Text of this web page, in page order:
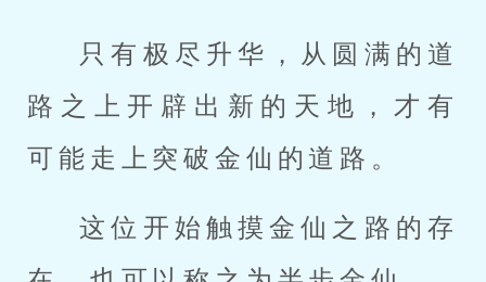
只有极尽升华，从圆满的道
路之上开辟出新的天地，才有
可能走上突破金仙的道路。
这位开始触摸金仙之路的存